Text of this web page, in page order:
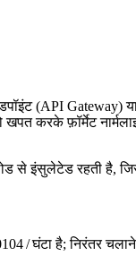
(API Gateway)
करके फ़ॉर्मेट
से इंसुलेटेड रहती है,
/ घंटा है; निरंतर